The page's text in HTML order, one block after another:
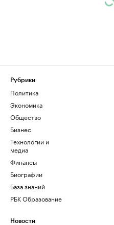
Рубрики
Политика
Экономика
Общество
Бизнес
Технологии и
медиа
Финансы
Биографии
База знаний
РБК Образование
Новости